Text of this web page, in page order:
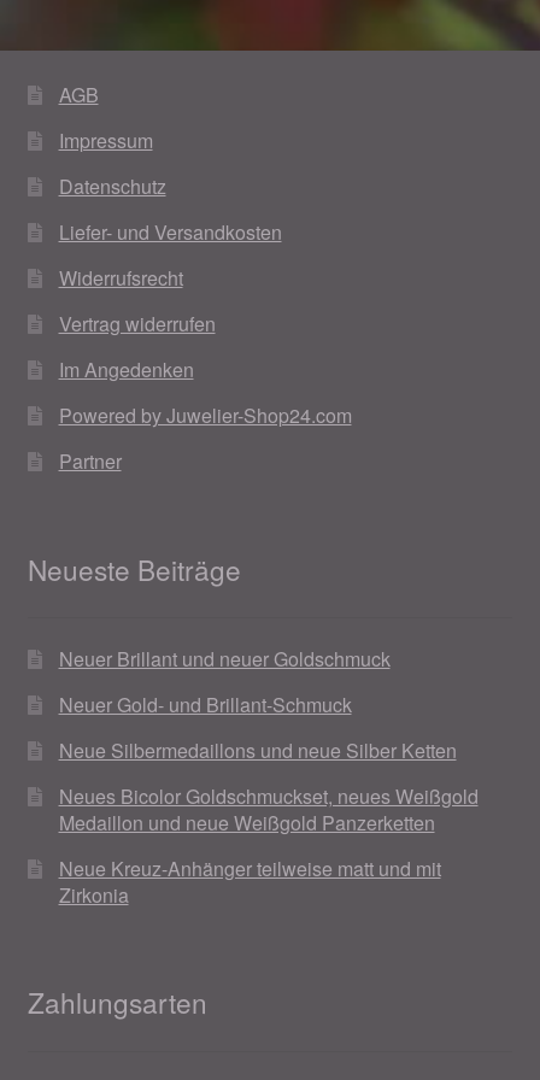
AGB
Impressum
Datenschutz
Liefer- und Versandkosten
Widerrufsrecht
Vertrag widerrufen
Im Angedenken
Powered by Juwelier-Shop24.com
Partner
Neueste Beiträge
Neuer Brillant und neuer Goldschmuck
Neuer Gold- und Brillant-Schmuck
Neue Silbermedaillons und neue Silber Ketten
Neues Bicolor Goldschmuckset, neues Weißgold
Medaillon und neue Weißgold Panzerketten
Neue Kreuz-Anhänger teilweise matt und mit
Zirkonia
Zahlungsarten